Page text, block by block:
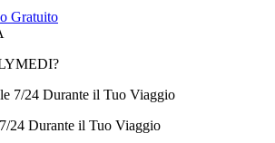
Gratuito
24 Durante il Tuo Viaggio